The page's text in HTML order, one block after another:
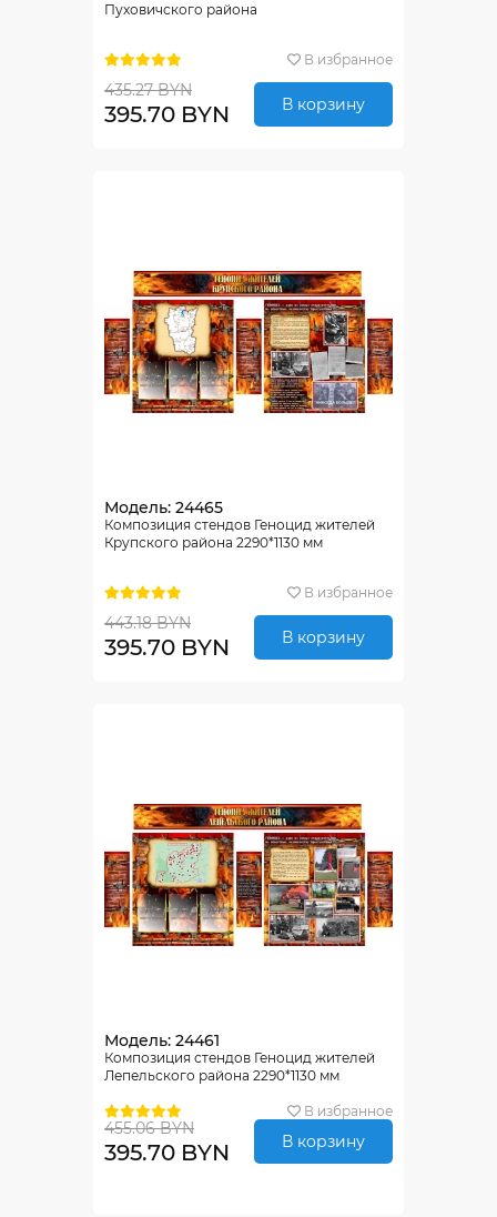
Пуховичского района
В избранное
435.27 BYN
395.70 BYN В корзину
Модель: 24465
Композиция стендов Геноцид жителей
Крупского района 2290*1130 мм
В избранное
443.18 BYN
395.70 BYN В корзину
Модель: 24461
Композиция стендов Геноцид жителей
Лепельского района 2290*1130 мм
В избранное
455.06 BYN
395.70 BYN В корзину